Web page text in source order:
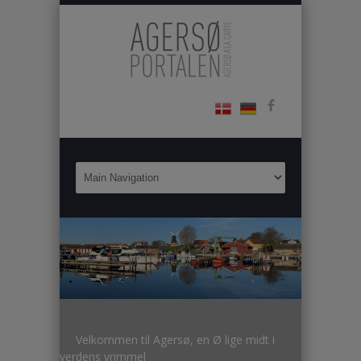
Velkommen til Agersø, en Ø lige midt i
verdens vrimmel